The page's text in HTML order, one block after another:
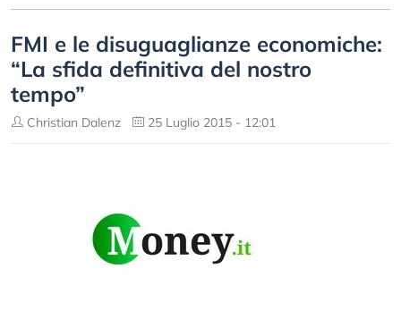
FMI e le disuguaglianze economiche:
“La sfida definitiva del nostro
tempo”
Christian Dalenz 25 Luglio 2015 - 12:01